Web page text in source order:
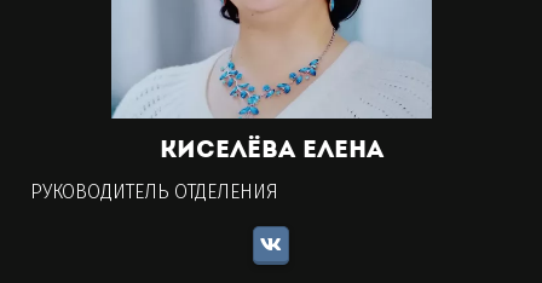
Киселёва Елена
РУКОВОДИТЕЛЬ ОТДЕЛЕНИЯ